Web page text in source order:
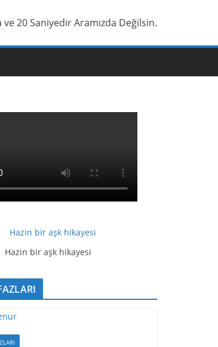
20 Saniyedir Aramızda Değilsin.
Hazin bir aşk hikayesi